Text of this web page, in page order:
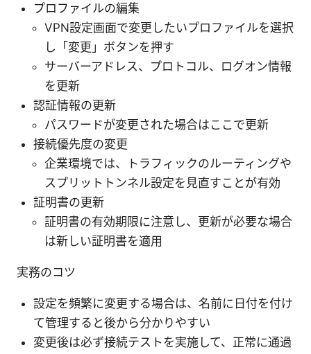
プロファイルの編集
VPN設定画面で変更したいプロファイルを選択
し「変更」ボタンを押す
サーバーアドレス、プロトコル、ログオン情報
を更新
認証情報の更新
パスワードが変更された場合はここで更新
接続優先度の変更
企業環境では、トラフィックのルーティングや
スプリットトンネル設定を見直すことが有効
証明書の更新
証明書の有効期限に注意し、更新が必要な場合
は新しい証明書を適用
実務のコツ
設定を頻繁に変更する場合は、名前に日付を付け
て管理すると後から分かりやすい
変更後は必ず接続テストを実施して、正常に通過